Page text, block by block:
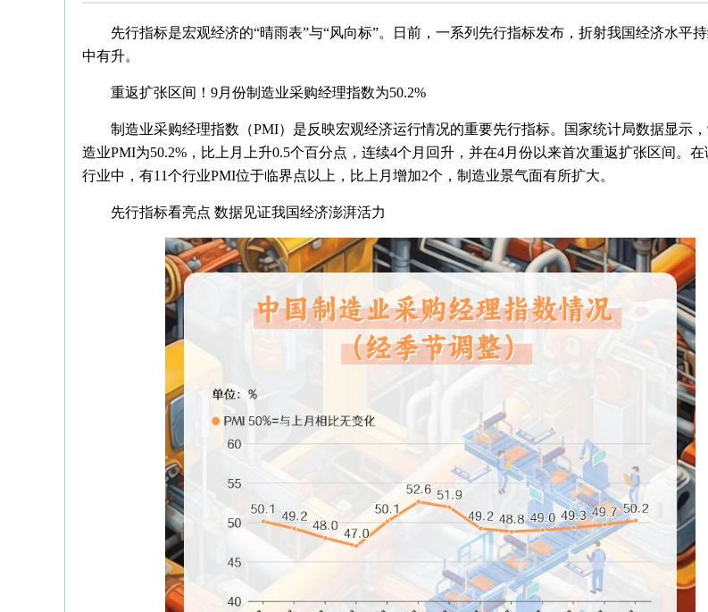
先行指标是宏观经济的“晴雨表”与“风向标”。日前，一系列先行指标发布，折射我国经济水平
中有升。
重返扩张区间！9月份制造业采购经理指数为50.2%
制造业采购经理指数（PMI）是反映宏观经济运行情况的重要先行指标。国家统计局数据显示，
造业PMI为50.2%，比上月上升0.5个百分点，连续4个月回升，并在4月份以来首次重返扩张区间。在
行业中，有11个行业PMI位于临界点以上，比上月增加2个，制造业景气面有所扩大。
先行指标看亮点 数据见证我国经济澎湃活力